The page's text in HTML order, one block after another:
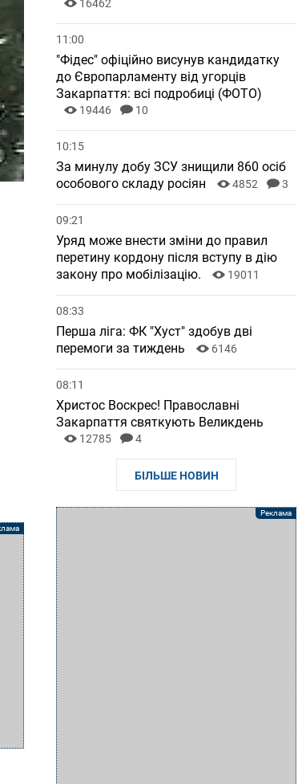
16462
11:00
"Фідес" офіційно висунув кандидатку
до Європарламенту від угорців
Закарпаття: всі подробиці (ФОТО)
19446 10
10:15
За минулу добу ЗСУ знищили 860 осіб
особового складу росіян
4852 3
09:21
Уряд може внести зміни до правил
перетину кордону після вступу в дію
закону про мобілізацію.
19011
08:33
Перша ліга: ФК "Хуст" здобув дві
перемоги за тиждень
6146
08:11
Христос Воскрес! Православні
Закарпаття святкують Великдень
12785 4
БІЛЬШЕ НОВИН